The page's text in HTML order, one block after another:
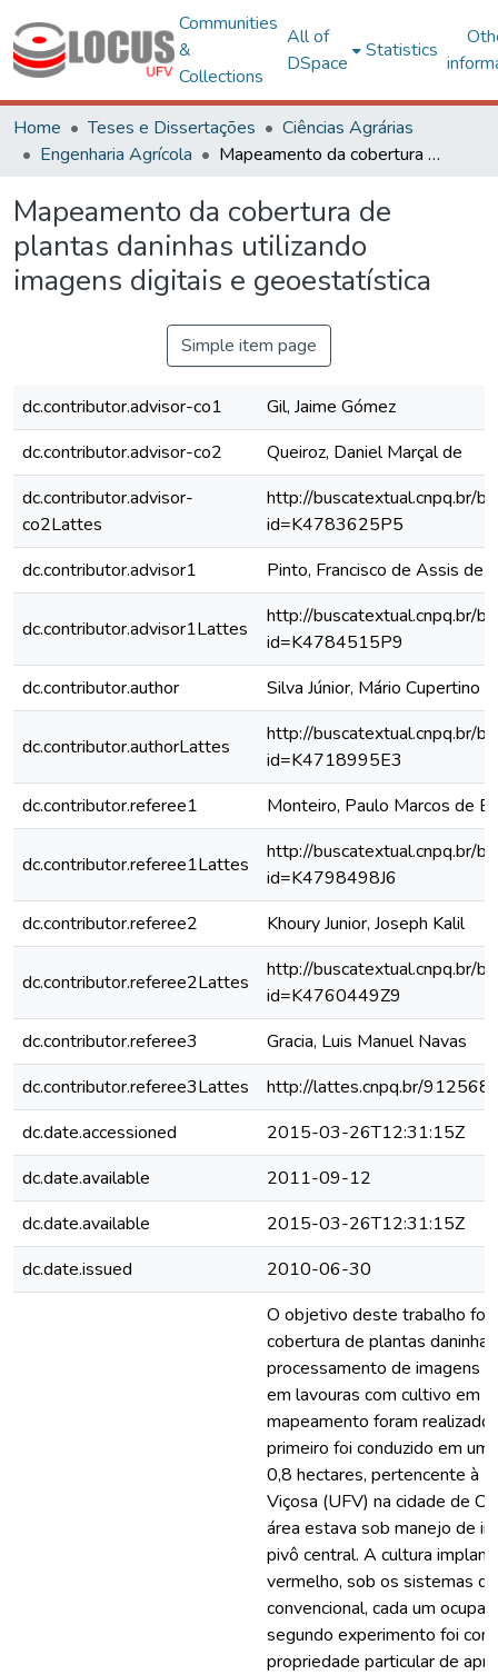
Communities
&
Collections
All of
DSpace
Statistics
Home Teses e Dissertações
Ciências Agrárias
Engenharia Agrícola
Mapeamento da cobertura de plantas daninhas utilizando imagens digitais e geoestatística
Mapeamento da cobertura de
plantas daninhas utilizando
imagens digitais e geoestatística
Simple item page
dc.contributor.advisor-co1
Gil, Jaime Gómez
dc.contributor.advisor-co2
Queiroz, Daniel Marçal de
dc.contributor.advisor-
co2Lattes
http://buscatextual.cnpq.br/
id=K4783625P5
dc.contributor.advisor1
Pinto, Francisco de Assis de
dc.contributor.advisor1Lattes
http://buscatextual.cnpq.br/
id=K4784515P9
dc.contributor.author
Silva Júnior, Mário Cupertino
dc.contributor.authorLattes
http://buscatextual.cnpq.br/
id=K4718995E3
dc.contributor.referee1
Monteiro, Paulo Marcos de
dc.contributor.referee1Lattes
http://buscatextual.cnpq.br/
id=K4798498J6
dc.contributor.referee2
Khoury Junior, Joseph Kalil
dc.contributor.referee2Lattes
http://buscatextual.cnpq.br/
id=K4760449Z9
dc.contributor.referee3
Gracia, Luis Manuel Navas
dc.contributor.referee3Lattes
http://lattes.cnpq.br/
dc.date.accessioned
2015-03-26T12:31:15Z
dc.date.available
2011-09-12
dc.date.available
2015-03-26T12:31:15Z
dc.date.issued
2010-06-30
O objetivo deste trabalho foi
cobertura de plantas
processamento de imagens
em lavouras com cultivo em
mapeamento foram
primeiro foi conduzido em
0,8 hectares, pertencente à
Viçosa (UFV) na cidade de
área estava sob manejo de
pivô central. A cultura
vermelho, sob os sistemas
convencional, cada um
segundo experimento foi
propriedade particular de